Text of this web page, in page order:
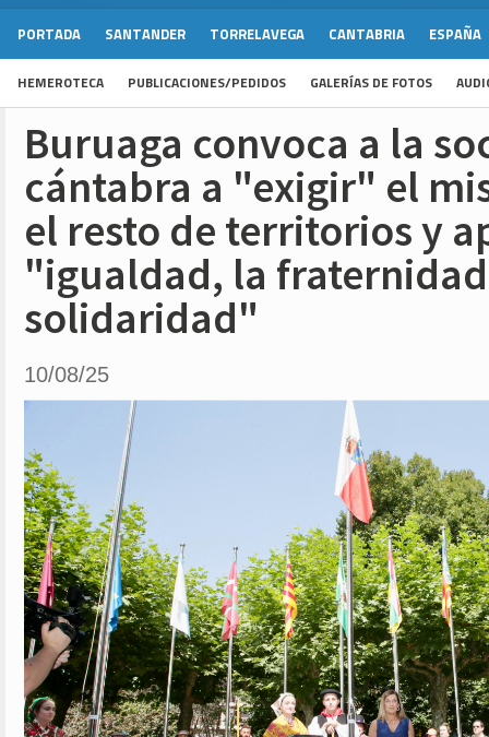
PORTADA SANTANDER TORRELAVEGA CANTABRIA ESPAÑA
HEMEROTECA PUBLICACIONES/PEDIDOS GALERÍAS DE FOTOS
Buruaga convoca a la
cántabra a "exigir" el
el resto de territorios y
"igualdad, la
solidaridad"
10/08/25